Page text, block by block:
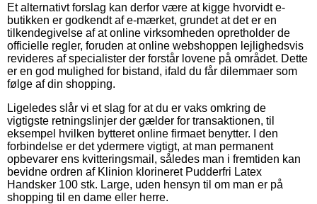
Et alternativt forslag kan derfor være at kigge hvorvidt e-
butikken er godkendt af e-mærket, grundet at det er en
tilkendegivelse af at online virksomheden opretholder de
officielle regler, foruden at online webshoppen lejlighedsvis
revideres af specialister der forstår lovene på området. Dette
er en god mulighed for bistand, ifald du får dilemmaer som
følge af din shopping.
Ligeledes slår vi et slag for at du er vaks omkring de
vigtigste retningslinjer der gælder for transaktionen, til
eksempel hvilken bytteret online firmaet benytter. I den
forbindelse er det ydermere vigtigt, at man permanent
opbevarer ens kvitteringsmail, således man i fremtiden kan
bevidne ordren af Klinion klorineret Pudderfri Latex
Handsker 100 stk. Large, uden hensyn til om man er på
shopping til en dame eller herre.